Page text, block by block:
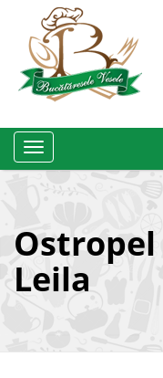
Toggle
Navigation
Leila